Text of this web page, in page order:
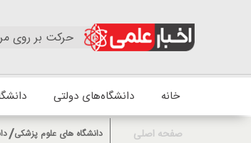
حرکت بر روی
خانه دانشگاه‌های دولتی
صفحه اصلی دانشگاه های علوم پزشکی